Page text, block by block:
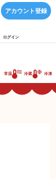
アカウント登録
ログイン
常温 冷蔵 冷凍